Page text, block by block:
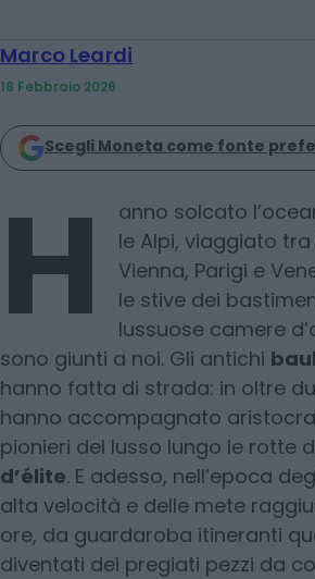
Marco Leardi
18 Febbraio 2026
Scegli Moneta come fonte
H
anno solcato
le Alpi, viaggiato tra
Vienna, Parigi e
le stive dei
lussuose camere
sono giunti a noi. Gli antichi
hanno fatta di strada: in oltre
hanno accompagnato
pionieri del lusso lungo le rotte
d’élite. E adesso, nell’epoca
alta velocità e delle mete
ore, da guardaroba itineranti
diventati dei pregiati pezzi da